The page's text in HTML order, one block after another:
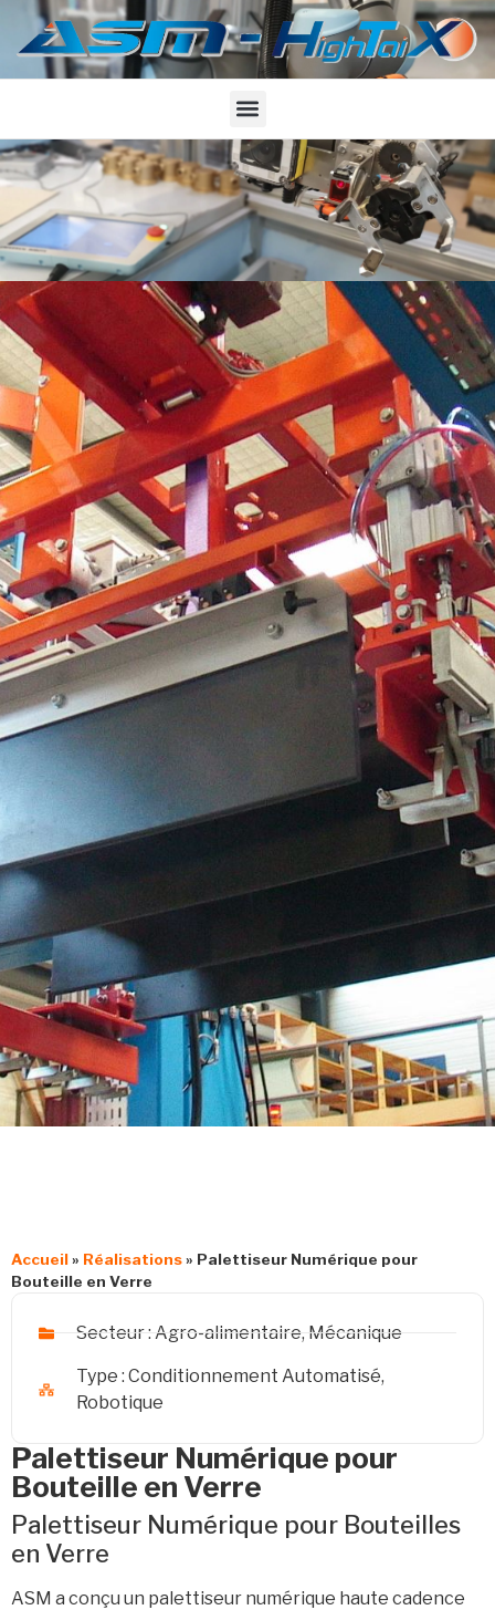
Accueil» Réalisations» Palettiseur Numérique pour
Bouteille en Verre
Secteur : Agro-alimentaire, Mécanique
Type : Conditionnement Automatisé,
Robotique
Palettiseur Numérique pour
Bouteille en Verre
Palettiseur Numérique pour Bouteilles
en Verre
ASM a conçu un palettiseur numérique haute cadence